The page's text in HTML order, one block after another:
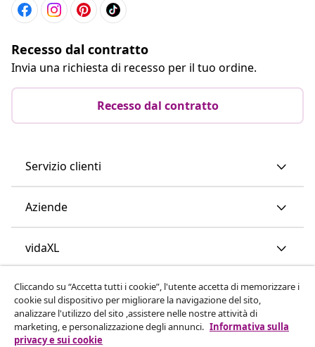
Recesso dal contratto
Invia una richiesta di recesso per il tuo ordine.
Recesso dal contratto
Servizio clienti
Aziende
vidaXL
Scopri di più
Cliccando su “Accetta tutti i cookie”, l'utente accetta di memorizzare i
cookie sul dispositivo per migliorare la navigazione del sito,
analizzare l'utilizzo del sito ,assistere nelle nostre attività di
marketing, e personalizzazione degli annunci. Informativa sulla
privacy e sui cookie